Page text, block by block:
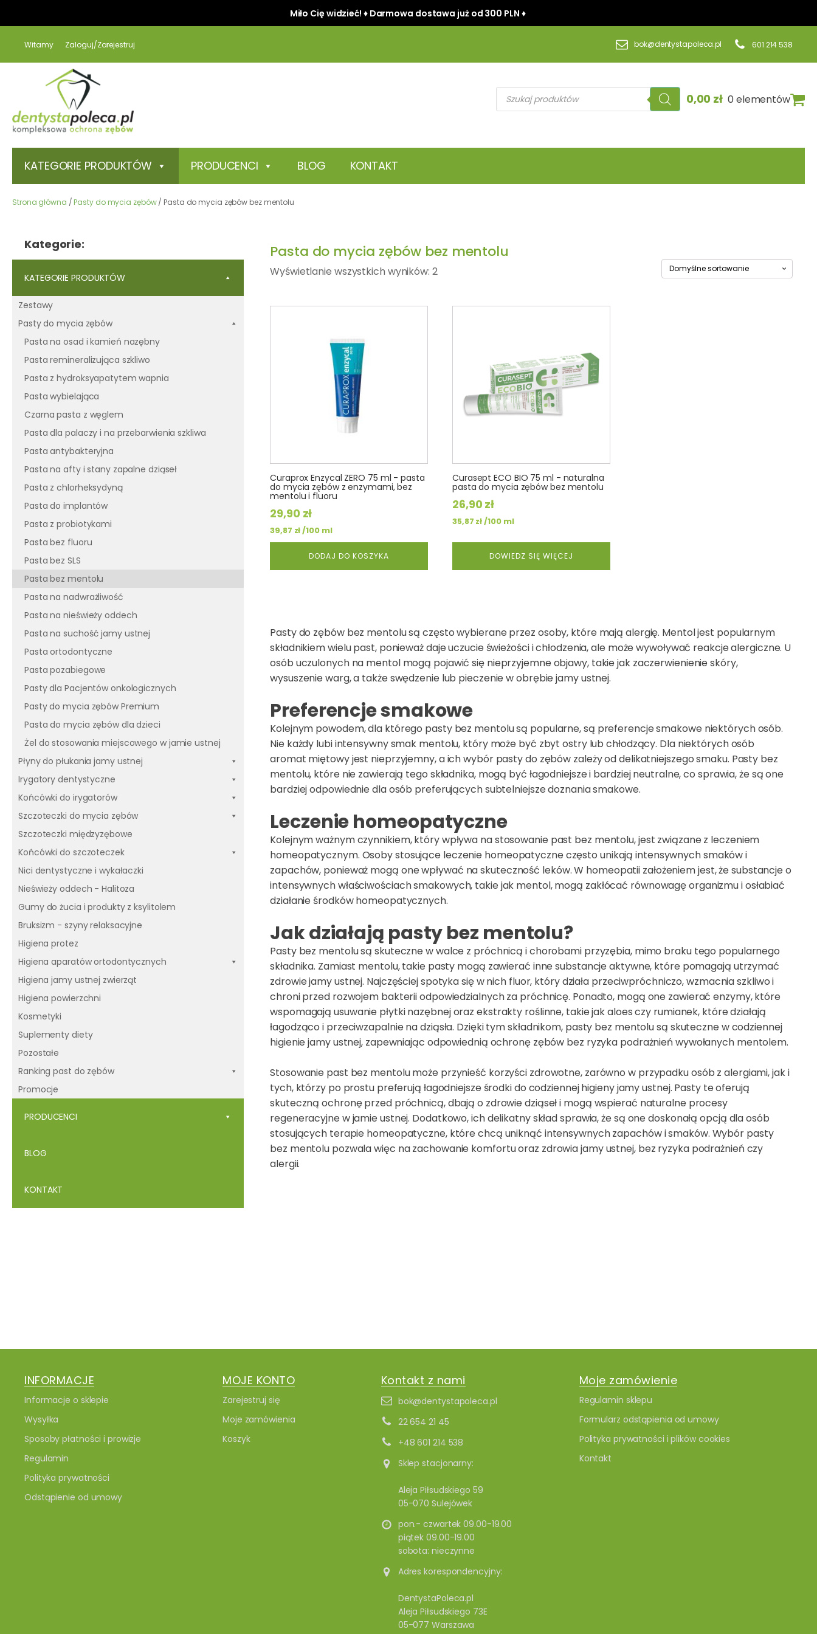
Miło Cię widzieć! ♦ Darmowa dostawa już od 300 PLN ♦
Witamy Zaloguj/Zarejestruj bok@dentystapoleca.pl 601 214 538
Wyszukiwarka
produktów
0,00 zł 0 elementów
KATEGORIE PRODUKTÓW PRODUCENCI BLOG KONTAKT
Strona główna / Pasty do mycia zębów/ Pasta do mycia zębów bez mentolu
Kategorie:
KATEGORIE PRODUKTÓW
Zestawy
Pasty do mycia zębów
Pasta na osad i kamień nazębny
Pasta remineralizująca szkliwo
Pasta z hydroksyapatytem wapnia
Pasta wybielająca
Czarna pasta z węglem
Pasta dla palaczy i na przebarwienia szkliwa
Pasta antybakteryjna
Pasta na afty i stany zapalne dziąseł
Pasta z chlorheksydyną
Pasta do implantów
Pasta z probiotykami
Pasta bez fluoru
Pasta bez SLS
Pasta bez mentolu
Pasta na nadwrażliwość
Pasta na nieświeży oddech
Pasta na suchość jamy ustnej
Pasta ortodontyczne
Pasta pozabiegowe
Pasty dla Pacjentów onkologicznych
Pasty do mycia zębów Premium
Pasta do mycia zębów dla dzieci
Żel do stosowania miejscowego w jamie ustnej
Płyny do płukania jamy ustnej
Irygatory dentystyczne
Końcówki do irygatorów
Szczoteczki do mycia zębów
Szczoteczki międzyzębowe
Końcówki do szczoteczek
Nici dentystyczne i wykałaczki
Nieświeży oddech - Halitoza
Gumy do żucia i produkty z ksylitolem
Bruksizm - szyny relaksacyjne
Higiena protez
Higiena aparatów ortodontycznych
Higiena jamy ustnej zwierząt
Higiena powierzchni
Kosmetyki
Suplementy diety
Pozostałe
Ranking past do zębów
Promocje
PRODUCENCI
BLOG
KONTAKT
Pasta do mycia zębów bez mentolu
Wyświetlanie wszystkich wyników: 2
Curaprox Enzycal ZERO 75 ml - pasta
do mycia zębów z enzymami, bez
mentolu i fluoru
29,90 zł
39,87 zł/100 ml
DODAJ DO KOSZYKA
Curasept ECO BIO 75 ml - naturalna
pasta do mycia zębów bez mentolu
26,90 zł
35,87 zł/100 ml
DOWIEDZ SIĘ WIĘCEJ
Pasty do zębów bez mentolu są często wybierane przez osoby, które mają alergię. Mentol jest popularnym
składnikiem wielu past, ponieważ daje uczucie świeżości i chłodzenia, ale może wywoływać reakcje alergiczne. U
osób uczulonych na mentol mogą pojawić się nieprzyjemne objawy, takie jak zaczerwienienie skóry,
wysuszenie warg, a także swędzenie lub pieczenie w obrębie jamy ustnej.
Preferencje smakowe
Kolejnym powodem, dla którego pasty bez mentolu są popularne, są preferencje smakowe niektórych osób.
Nie każdy lubi intensywny smak mentolu, który może być zbyt ostry lub chłodzący. Dla niektórych osób
aromat miętowy jest nieprzyjemny, a ich wybór pasty do zębów zależy od delikatniejszego smaku. Pasty bez
mentolu, które nie zawierają tego składnika, mogą być łagodniejsze i bardziej neutralne, co sprawia, że są one
bardziej odpowiednie dla osób preferujących subtelniejsze doznania smakowe.
Leczenie homeopatyczne
Kolejnym ważnym czynnikiem, który wpływa na stosowanie past bez mentolu, jest związane z leczeniem
homeopatycznym. Osoby stosujące leczenie homeopatyczne często unikają intensywnych smaków i
zapachów, ponieważ mogą one wpływać na skuteczność leków. W homeopatii założeniem jest, że substancje o
intensywnych właściwościach smakowych, takie jak mentol, mogą zakłócać równowagę organizmu i osłabiać
działanie środków homeopatycznych.
Jak działają pasty bez mentolu?
Pasty bez mentolu są skuteczne w walce z próchnicą i chorobami przyzębia, mimo braku tego popularnego
składnika. Zamiast mentolu, takie pasty mogą zawierać inne substancje aktywne, które pomagają utrzymać
zdrowie jamy ustnej. Najczęściej spotyka się w nich fluor, który działa przeciwpróchniczo, wzmacnia szkliwo i
chroni przed rozwojem bakterii odpowiedzialnych za próchnicę. Ponadto, mogą one zawierać enzymy, które
wspomagają usuwanie płytki nazębnej oraz ekstrakty roślinne, takie jak aloes czy rumianek, które działają
łagodząco i przeciwzapalnie na dziąsła. Dzięki tym składnikom, pasty bez mentolu są skuteczne w codziennej
higienie jamy ustnej, zapewniając odpowiednią ochronę zębów bez ryzyka podrażnień wywołanych mentolem.
Stosowanie past bez mentolu może przynieść korzyści zdrowotne, zarówno w przypadku osób z alergiami, jak i
tych, którzy po prostu preferują łagodniejsze środki do codziennej higieny jamy ustnej. Pasty te oferują
skuteczną ochronę przed próchnicą, dbają o zdrowie dziąseł i mogą wspierać naturalne procesy
regeneracyjne w jamie ustnej. Dodatkowo, ich delikatny skład sprawia, że są one doskonałą opcją dla osób
stosujących terapie homeopatyczne, które chcą uniknąć intensywnych zapachów i smaków. Wybór pasty
bez mentolu pozwala więc na zachowanie komfortu oraz zdrowia jamy ustnej, bez ryzyka podrażnień czy
alergii.
INFORMACJE
Informacje o sklepie
Wysyłka
Sposoby płatności i prowizje
Regulamin
Polityka prywatności
Odstąpienie od umowy
MOJE KONTO
Zarejestruj się
Moje zamówienia
Koszyk
Kontakt z nami
bok@dentystapoleca.pl
22 654 21 45
+48 601 214 538
Sklep stacjonarny:
Aleja Piłsudskiego 59
05-070 Sulejówek
pon.- czwartek 09.00-19.00
piątek 09.00-19.00
sobota: nieczynne
Adres korespondencyjny:
DentystaPoleca.pl
Aleja Piłsudskiego 73E
05-077 Warszawa
Moje zamówienie
Regulamin sklepu
Formularz odstąpienia od umowy
Polityka prywatności i plików cookies
Kontakt